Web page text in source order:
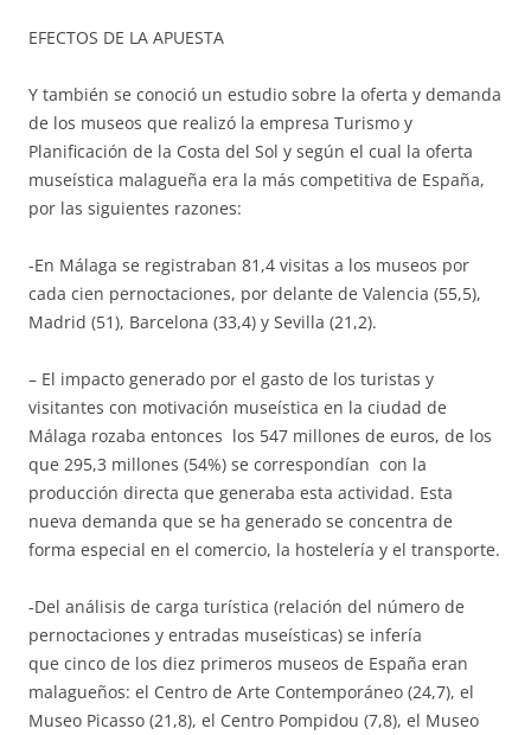
EFECTOS DE LA APUESTA
Y también se conoció un estudio sobre la oferta y demanda
de los museos que realizó la empresa Turismo y
Planificación de la Costa del Sol y según el cual la oferta
museística malagueña era la más competitiva de España,
por las siguientes razones:
-En Málaga se registraban 81,4 visitas a los museos por
cada cien pernoctaciones, por delante de Valencia (55,5),
Madrid (51), Barcelona (33,4) y Sevilla (21,2).
– El impacto generado por el gasto de los turistas y
visitantes con motivación museística en la ciudad de
Málaga rozaba entonces los 547 millones de euros, de los
que 295,3 millones (54%) se correspondían con la
producción directa que generaba esta actividad. Esta
nueva demanda que se ha generado se concentra de
forma especial en el comercio, la hostelería y el transporte.
-Del análisis de carga turística (relación del número de
pernoctaciones y entradas museísticas) se infería
que cinco de los diez primeros museos de España eran
malagueños: el Centro de Arte Contemporáneo (24,7), el
Museo Picasso (21,8), el Centro Pompidou (7,8), el Museo